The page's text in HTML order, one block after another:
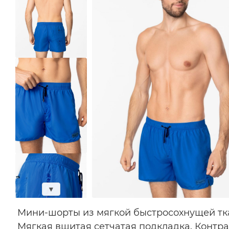
▼
Мини-шорты из мягкой быстросохнущей
Мягкая вшитая сетчатая подкладка.